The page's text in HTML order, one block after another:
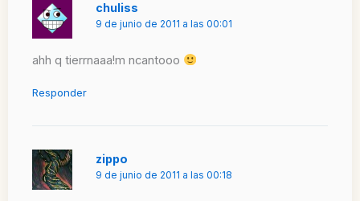
chuliss
9 de junio de 2011 a las 00:01
ahh q tierrnaaa!m ncantooo
Responder
zippo
9 de junio de 2011 a las 00:18